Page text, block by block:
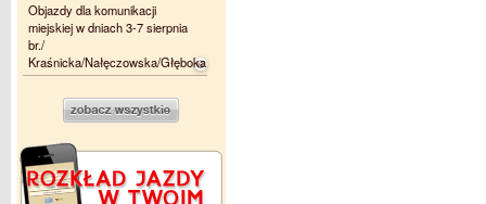
Objazdy dla komunikacji
miejskiej w dniach 3-7 sierpnia
br./
Kraśnicka/Nałęczowska/Głęboka